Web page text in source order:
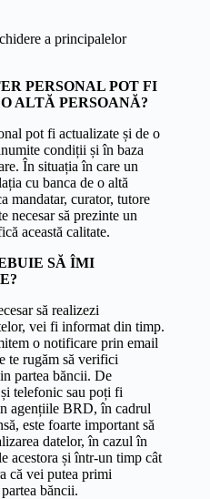
a principalelor
PERSONAL POT FI
ALTĂ PERSOANĂ?
pot fi actualizate și de o
condiții și în baza
În situația în care un
cu banca de o altă
mandatar, curator, tutore
necesar să prezinte un
această calitate.
SĂ ÎMI
să realizezi
vei fi informat din timp.
o notificare prin email
te rugăm să verifici
partea băncii. De
telefonic sau poți fi
agențiile BRD, în cadrul
este foarte important să
datelor, în cazul în
acestora și într-un timp cât
că vei putea primi
băncii.